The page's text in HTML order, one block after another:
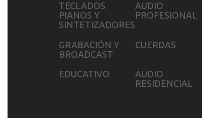
TECLADOS
PIANOS Y
SINTETIZADORES
AUDIO
PROFESIONAL
GRABACIÓN Y
BROADCAST
CUERDAS
EDUCATIVO
AUDIO
RESIDENCIAL